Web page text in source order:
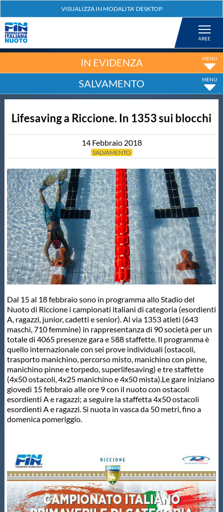
Nuoto
Tuffi
Fondo
Salvamento
Master
Formazione
GUG
Scuole Nuoto
Propaganda
Centri Federali
Area Legislativa
Protezione Civile
Qualità
IN EVIDENZA
SALVAMENTO
Lifesaving a Riccione. In 1353 sui blocchi
14 Febbraio 2018
SALVAMENTO
Dal 15 al 18 febbraio sono in programma allo Stadio del
Nuoto di Riccione i campionati italiani di categoria (esordienti
A, ragazzi, junior, cadetti e senior). Al via 1353 atleti (643
maschi, 710 femmine) in rappresentanza di 90 società per un
totale di 4065 presenze gara e 588 staffette. Il programma è
quello internazionale con sei prove individuali (ostacoli,
trasporto manichino, percorso misto, manichino con pinne,
manichino pinne e torpedo, superlifesaving) e tre staffette
(4x50 ostacoli, 4x25 manichino e 4x50 mista).Le gare iniziano
giovedì 15 febbraio alle ore 9 con il nuoto con ostacoli
esordienti A e ragazzi; a seguire la staffetta 4x50 ostacoli
esordienti A e ragazzi. Si nuota in vasca da 50 metri, fino a
domenica pomeriggio.